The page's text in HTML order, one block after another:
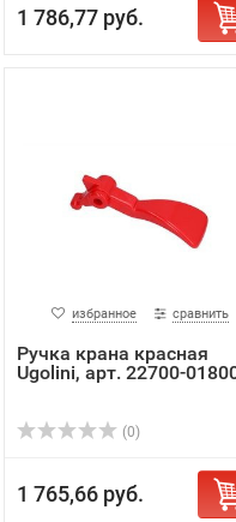
1 786,77 руб.
избранное сравнить
Ручка крана красная
Ugolini, арт. 22700-
(0)
1 765,66 руб.